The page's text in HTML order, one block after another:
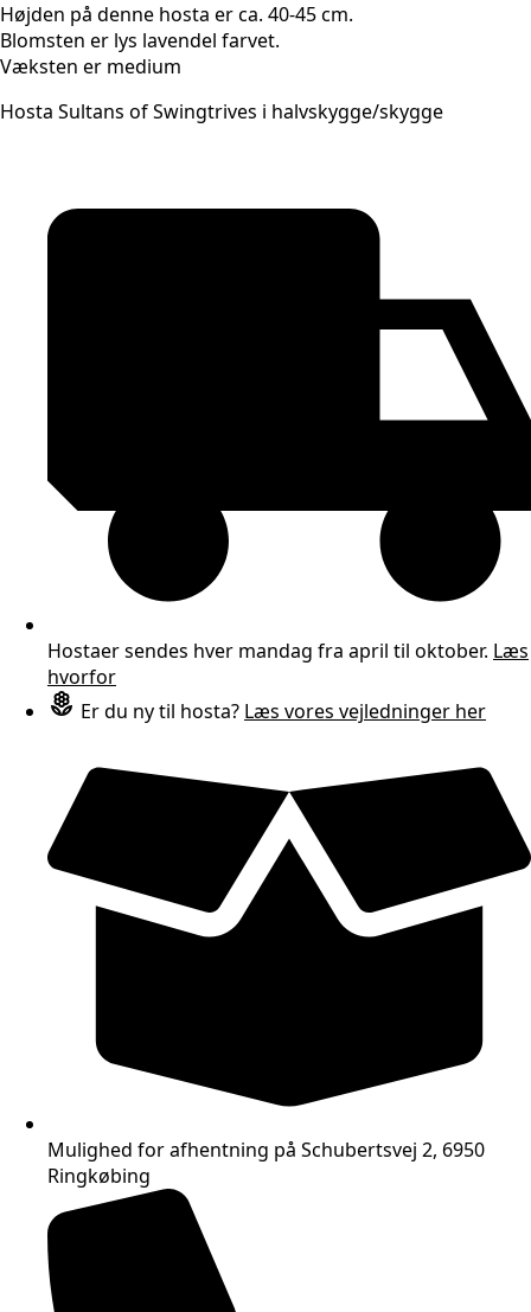
Højden på denne hosta er ca. 40-45 cm.
Blomsten er lys lavendel farvet.
Væksten er medium
Hosta Sultans of Swingtrives i halvskygge/skygge
Hostaer sendes hver mandag fra april til oktober. Læs
hvorfor
Er du ny til hosta? Læs vores vejledninger her
Mulighed for afhentning på Schubertsvej 2, 6950
Ringkøbing